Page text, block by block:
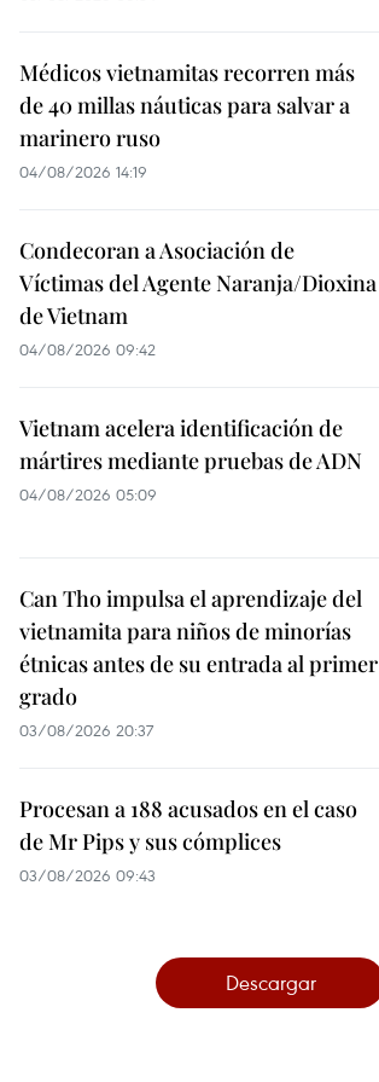
Médicos vietnamitas recorren más
de 40 millas náuticas para salvar a
marinero ruso
04/08/2026 14:19
Condecoran a Asociación de
Víctimas del Agente Naranja/Dioxina
de Vietnam
04/08/2026 09:42
Vietnam acelera identificación de
mártires mediante pruebas de ADN
04/08/2026 05:09
Can Tho impulsa el aprendizaje del
vietnamita para niños de minorías
étnicas antes de su entrada al primer
grado
03/08/2026 20:37
Procesan a 188 acusados en el caso
de Mr Pips y sus cómplices
03/08/2026 09:43
Descargar